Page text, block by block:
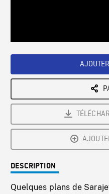
DESCRIPTION
Quelques plans de